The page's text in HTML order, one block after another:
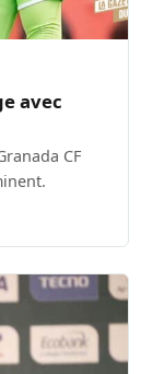
avec
CF